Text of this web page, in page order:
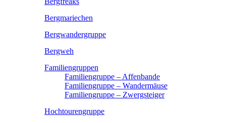
Bergmariechen
Bergwandergruppe
Bergweh
Familiengruppen
Familiengruppe – Affenbande
Familiengruppe – Wandermäuse
Familiengruppe – Zwergsteiger
Hochtourengruppe